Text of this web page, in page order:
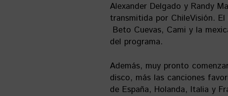
Alexander Delgado y Randy
transmitida por ChileVisión. El
Beto Cuevas, Cami y la
del programa.
Además, muy pronto
disco, más las canciones
de España, Holanda, Italia y